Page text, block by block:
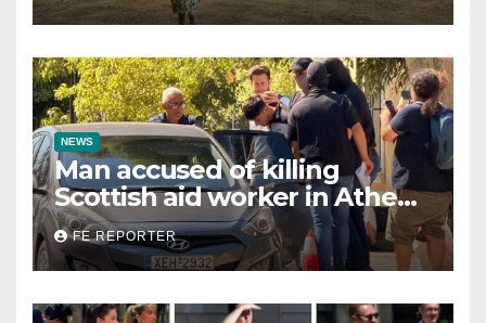
NEWS
Man accused of killing
Scottish aid worker in Athens
charged with homicide
FE REPORTER